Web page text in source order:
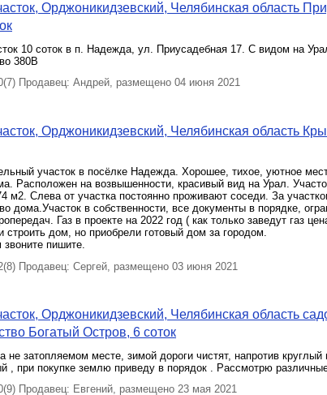
Орджоникидзевский, Челябинская область
10 соток в п. Надежда, ул. Приусадебная 17. С видом на
380В
Продавец: Андрей, размещено 04 июня 2021
Орджоникидзевский, Челябинская область
участок в посёлке Надежда. Хорошее, тихое, уютное
Расположен на возвышенности, красивый вид на Урал.
м2. Слева от участка постоянно проживают соседи. За
дома.Участок в собственности, все документы в порядке,
Газ в проекте на 2022 год ( как только заведут газ
строить дом, но приобрели готовый дом за городом.
звоните пишите.
Продавец: Сергей, размещено 03 июня 2021
Орджоникидзевский, Челябинская область
Богатый Остров, 6 соток
не затопляемом месте, зимой дороги чистят, напротив
, при покупке землю приведу в порядок . Рассмотрю
Продавец: Евгений, размещено 23 мая 2021